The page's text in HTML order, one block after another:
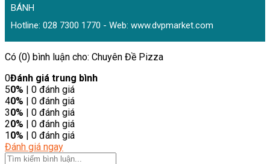
BÁNH
Hotline: 028 7300 1770 - Web: www.dvpmarket.com
Có (0) bình luận cho: Chuyên Đề Pizza
0Đánh giá trung bình
50% | 0 đánh giá
40% | 0 đánh giá
30% | 0 đánh giá
20% | 0 đánh giá
1 0% | 0 đánh giá
Đánh giá ngay